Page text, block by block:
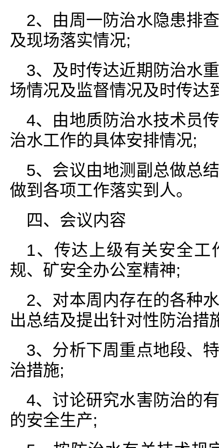
2、由周一防治水隐患排
及现场落实情况;
3、及时传达近期防治水
场情况及监督情况及时传达
4、由地质防治水技术员
治水工作的具体安排情况;
5、会议由地测副总做总
做到各项工作落实到人。
四、会议内容
1、传达上级有关安全
规、矿安全办公室精神;
2、对本周内存在的各种
出总结及提出针对性防治措
3、分析下周重点地段、
治措施;
4、讨论研究水害防治的
的安全生产;